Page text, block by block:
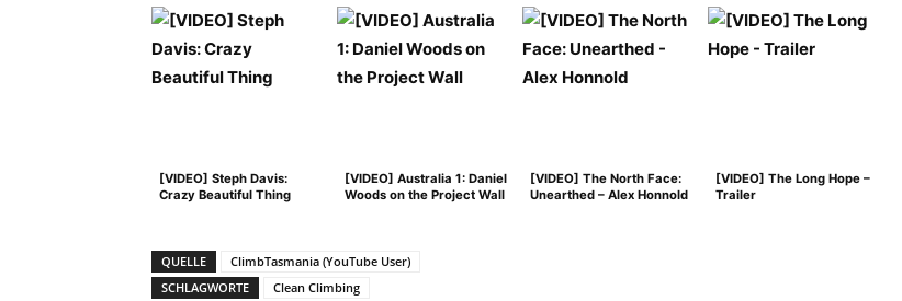
[VIDEO] Steph Davis:
Crazy Beautiful Thing
[VIDEO] Australia 1: Daniel
Woods on the Project Wall
[VIDEO] The North Face:
Unearthed – Alex Honnold
[VIDEO] The Long Hope –
Trailer
QUELLE
ClimbTasmania (YouTube User)
SCHLAGWORTE
Clean Climbing